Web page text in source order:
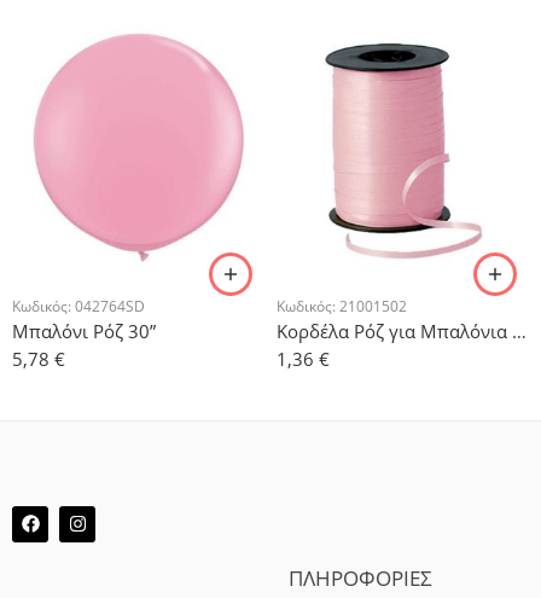
Κωδικός: 042764SD
Μπαλόνι Ρόζ 30”
5,78 €
Κωδικός: 21001502
Κορδέλα Ρόζ για Μπαλόνια 500μ
1,36 €
ΠΛΗΡΟΦΟΡΙΕΣ